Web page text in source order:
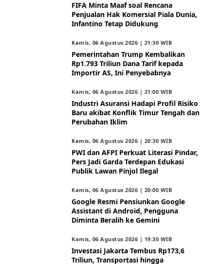
FIFA Minta Maaf soal Rencana
Penjualan Hak Komersial Piala Dunia,
Infantino Tetap Didukung
Kamis, 06 Agustus 2026 | 21:30 WIB
Pemerintahan Trump Kembalikan
Rp1.793 Triliun Dana Tarif kepada
Importir AS, Ini Penyebabnya
Kamis, 06 Agustus 2026 | 21:00 WIB
Industri Asuransi Hadapi Profil Risiko
Baru akibat Konflik Timur Tengah dan
Perubahan Iklim
Kamis, 06 Agustus 2026 | 20:30 WIB
PWI dan AFPI Perkuat Literasi Pindar,
Pers Jadi Garda Terdepan Edukasi
Publik Lawan Pinjol Ilegal
Kamis, 06 Agustus 2026 | 20:00 WIB
Google Resmi Pensiunkan Google
Assistant di Android, Pengguna
Diminta Beralih ke Gemini
Kamis, 06 Agustus 2026 | 19:30 WIB
Investasi Jakarta Tembus Rp173,6
Triliun, Transportasi hingga